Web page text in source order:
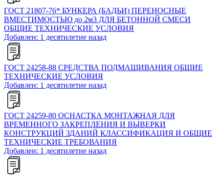
ГОСТ 21807-76* БУНКЕРА (БАДЬИ) ПЕРЕНОСНЫЕ
ВМЕСТИМОСТЬЮ до 2м3 ДЛЯ БЕТОННОЙ СМЕСИ
ОБЩИЕ ТЕХНИЧЕСКИЕ УСЛОВИЯ
Добавлен: 1 десятилетие назад
ГОСТ 24258-88 СРЕДСТВА ПОДМАЩИВАНИЯ ОБЩИЕ
ТЕХНИЧЕСКИЕ УСЛОВИЯ
Добавлен: 1 десятилетие назад
ГОСТ 24259-80 ОСНАСТКА МОНТАЖНАЯ ДЛЯ
ВРЕМЕННОГО ЗАКРЕПЛЕНИЯ И ВЫВЕРКИ
КОНСТРУКЦИЙ ЗДАНИЙ КЛАССИФИКАЦИЯ И ОБЩИЕ
ТЕХНИЧЕСКИЕ ТРЕБОВАНИЯ
Добавлен: 1 десятилетие назад